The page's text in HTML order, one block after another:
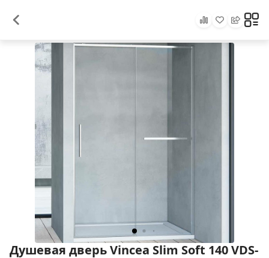
Душевая дверь Vincea Slim Soft 140 VDS-